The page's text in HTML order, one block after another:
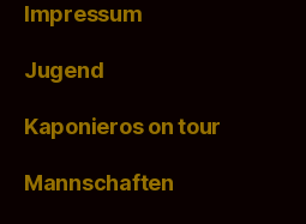
Impressum
Jugend
Kaponieros on tour
Mannschaften